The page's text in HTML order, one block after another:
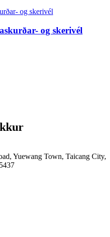
og skerivél
Yuewang Town, Taicang City,